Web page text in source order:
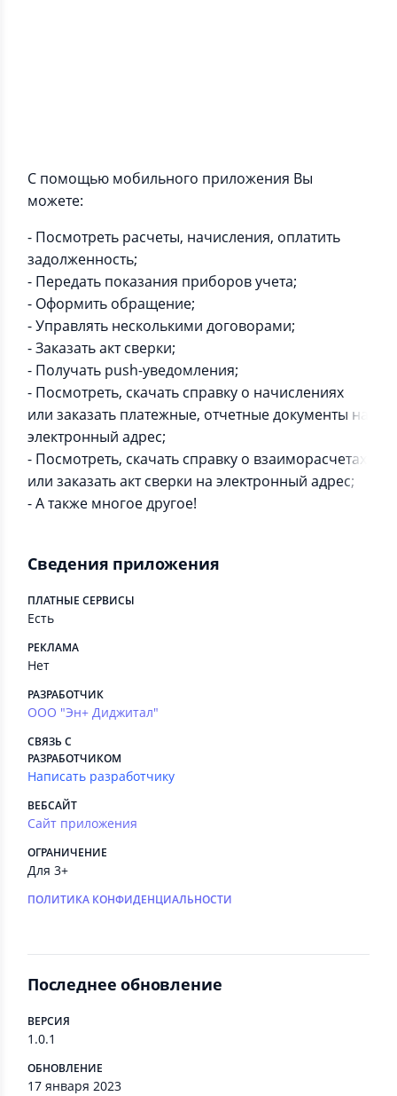
С помощью мобильного приложения Вы
можете:
- Посмотреть расчеты, начисления, оплатить
задолженность;
- Передать показания приборов учета;
- Оформить обращение;
- Управлять несколькими договорами;
- Заказать акт сверки;
- Получать push-уведомления;
- Посмотреть, скачать справку о начислениях
или заказать платежные, отчетные документы на
электронный адрес;
- Посмотреть, скачать справку о взаиморасчетах
или заказать акт сверки на электронный адрес;
- А также многое другое!
Сведения приложения
ПЛАТНЫЕ СЕРВИСЫ
Есть
РЕКЛАМА
Нет
РАЗРАБОТЧИК
ООО "Эн+ Диджитал"
СВЯЗЬ С
РАЗРАБОТЧИКОМ
Написать разработчику
ВЕБСАЙТ
Сайт приложения
ОГРАНИЧЕНИЕ
Для 3+
ПОЛИТИКА КОНФИДЕНЦИАЛЬНОСТИ
Последнее обновление
ВЕРСИЯ
1.0.1
ОБНОВЛЕНИЕ
17 января 2023